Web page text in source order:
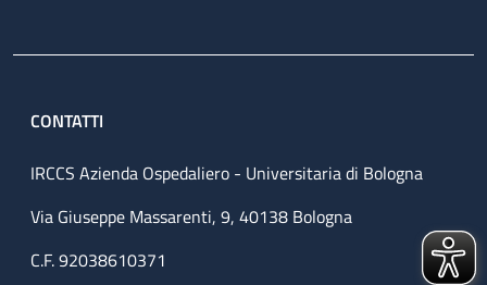
CONTATTI
IRCCS Azienda Ospedaliero - Universitaria di Bologna
Via Giuseppe Massarenti, 9, 40138 Bologna
C.F. 92038610371